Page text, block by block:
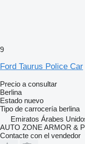
9
Ford Taurus Police Car
Precio a consultar
Berlina
Estado nuevo
Tipo de carrocería berlina
Emiratos Árabes
AUTO ZONE ARMOR &
Contacte con el vendedor